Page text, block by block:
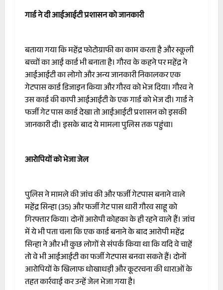
गार्ड ने दी आईआईटी प्रशासन को जानकारी
बताया गया कि महेंद्र फोटोग्राफी का काम करता है और स्कूली
बच्चों का आई कार्ड भी बनाता है। गौरव के कहने पर महेंद्र ने
आईआईटी का लोगो और अन्य जानकारी निकालकर एक
गेटपास कार्ड डिजाइन किया और गौरव को भेज दिया। गौरव ने
उस कार्ड की कापी आईआईटी के एक गार्ड को भेज दी। गार्ड ने
फर्जी गेट पास कार्ड देखा तो आईआईटी प्रशासन को इसकी
जानकारी दी। इसके बाद ये मामला पुलिस तक पहुंचा।
आरोपियों को भेजा जेल
पुलिस ने मामले की जांच की और फर्जी गेटपास बनाने वाले
महेंद्र सिन्हा (35) और फर्जी गेट पास धारी गौरव साहू को
गिरफ्तार किया। दोनों आरोपी कोहका के ही रहने वाले हैं। जांच
में ये भी पता चला कि एक कार्ड बनाने के बाद आरोपी महेंद्र
सिन्हा ने और भी कुछ लोगों से संपर्क किया था कि यदि वे चाहें
तो वे भी आईआईटी का फर्जी गेटपास बनवा सकते हैं। दोनों
आरोपियों के खिलाफ धोखाधड़ी और कूटरचना की धाराओं के
तहत कार्रवाई कर उन्हें जेल भेजा गया है।